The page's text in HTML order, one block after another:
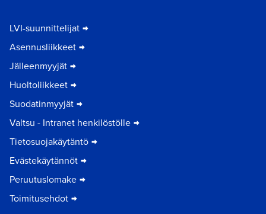
LVI-suunnittelijat
Asennusliikkeet
Jälleenmyyjät
Huoltoliikkeet
Suodatinmyyjät
Valtsu - Intranet henkilöstölle
Tietosuojakäytäntö
Evästekäytännöt
Peruutuslomake
Toimitusehdot